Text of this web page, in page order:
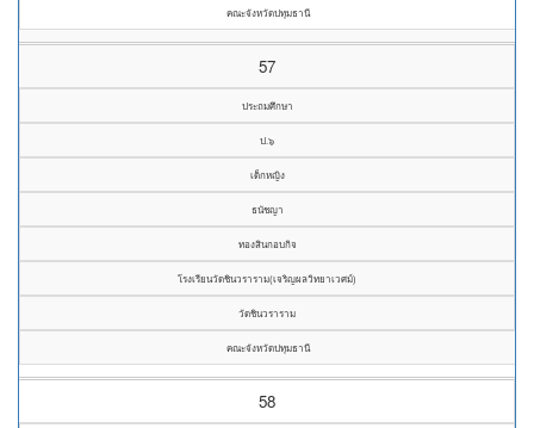
คณะจังหวัดปทุมธานี
57
ประถมศึกษา
ป.๖
เด็กหญิง
ธนัชญา
ทองสินกอบกิจ
โรงเรียนวัดชินวราราม(เจริญผลวิทยาเวศม์)
วัดชินวราราม
คณะจังหวัดปทุมธานี
58